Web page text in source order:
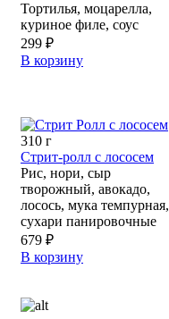
Тортилья, моцарелла,
куриное филе, соус
299 ₽
В корзину
310 г
Стрит-ролл с лососем
Рис, нори, сыр
творожный, авокадо,
лосось, мука темпурная,
сухари панировочные
679 ₽
В корзину